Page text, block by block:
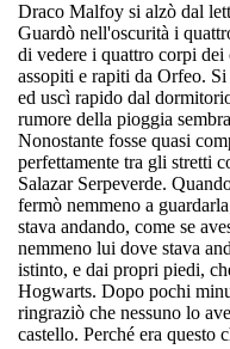
Draco Malfoy si alzò dal
Guardò nell'oscurità i
di vedere i quattro corpi dei
assopiti e rapiti da Orfeo.
ed uscì rapido dal
rumore della pioggia
Nonostante fosse quasi
perfettamente tra gli stretti
Salazar Serpeverde.
fermò nemmeno a
stava andando, come se
nemmeno lui dove stava
istinto, e dai propri piedi,
Hogwarts. Dopo pochi
ringraziò che nessuno lo
castello. Perché era questo